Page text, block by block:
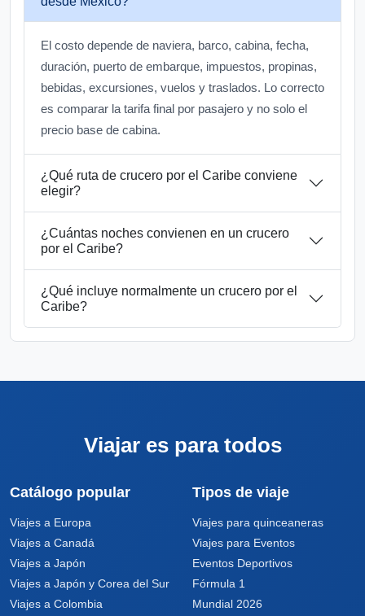
El costo depende de naviera, barco, cabina, fecha,
duración, puerto de embarque, impuestos, propinas,
bebidas, excursiones, vuelos y traslados. Lo correcto
es comparar la tarifa final por pasajero y no solo el
precio base de cabina.
¿Qué ruta de crucero por el Caribe conviene
elegir?
¿Cuántas noches convienen en un crucero
por el Caribe?
¿Qué incluye normalmente un crucero por el
Caribe?
Viajar es para todos
Catálogo popular
Viajes a Europa
Viajes a Canadá
Viajes a Japón
Viajes a Japón y Corea del Sur
Viajes a Colombia
Tipos de viaje
Viajes para quinceaneras
Viajes para Eventos
Eventos Deportivos
Fórmula 1
Mundial 2026